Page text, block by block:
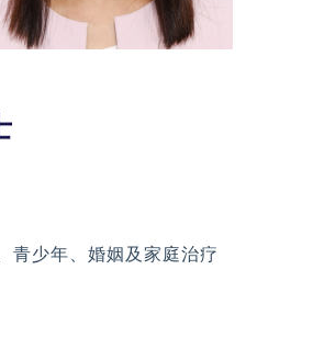
青少年、婚姻及家庭治疗